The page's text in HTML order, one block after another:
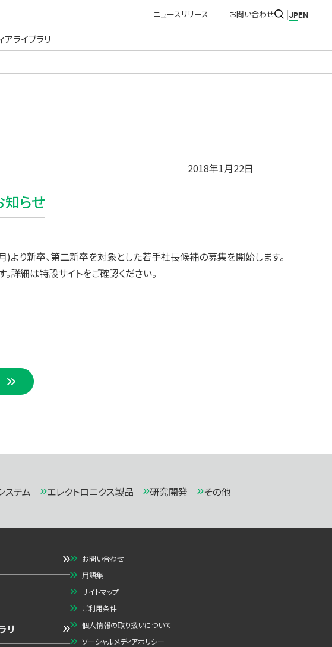
ニュースリリース お問い合わせ JPEN
アライブラリ
2018年1月22日
らせ
り新卒、第二新卒を対象とした若手社長候補の募集を開始します。
詳細は特設サイトをご確認ください。
ステム エレクトロニクス製品 研究開発 その他
リ
お問い合わせ
用語集
サイトマップ
ご利用条件
個人情報の取り扱いについて
ソーシャルメディアポリシー